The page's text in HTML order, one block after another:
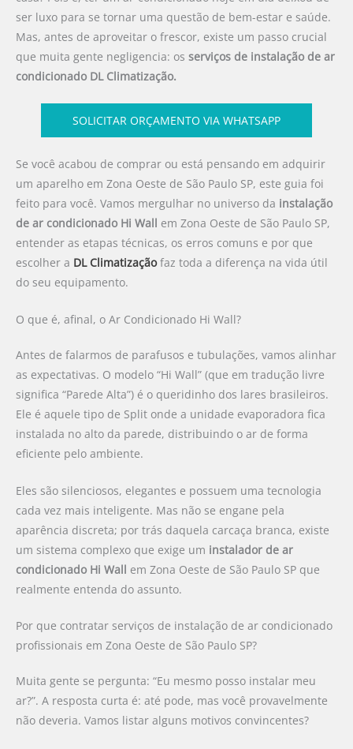
ser luxo para se tornar uma questão de bem-estar e saúde.
Mas, antes de aproveitar o frescor, existe um passo crucial
que muita gente negligencia: os serviços de instalação de ar
condicionado DL Climatização.
SOLICITAR ORÇAMENTO VIA WHATSAPP
Se você acabou de comprar ou está pensando em adquirir
um aparelho em Zona Oeste de São Paulo SP, este guia foi
feito para você. Vamos mergulhar no universo da instalação
de ar condicionado Hi Wall em Zona Oeste de São Paulo SP,
entender as etapas técnicas, os erros comuns e por que
escolher a DL Climatizaçãofaz toda a diferença na vida útil
do seu equipamento.
O que é, afinal, o Ar Condicionado Hi Wall?
Antes de falarmos de parafusos e tubulações, vamos alinhar
as expectativas. O modelo “Hi Wall” (que em tradução livre
significa “Parede Alta”) é o queridinho dos lares brasileiros.
Ele é aquele tipo de Split onde a unidade evaporadora fica
instalada no alto da parede, distribuindo o ar de forma
eficiente pelo ambiente.
Eles são silenciosos, elegantes e possuem uma tecnologia
cada vez mais inteligente. Mas não se engane pela
aparência discreta; por trás daquela carcaça branca, existe
um sistema complexo que exige um instalador de ar
condicionado Hi Wall em Zona Oeste de São Paulo SP que
realmente entenda do assunto.
Por que contratar serviços de instalação de ar condicionado
profissionais em Zona Oeste de São Paulo SP?
Muita gente se pergunta: “Eu mesmo posso instalar meu
ar?”. A resposta curta é: até pode, mas você provavelmente
não deveria. Vamos listar alguns motivos convincentes?